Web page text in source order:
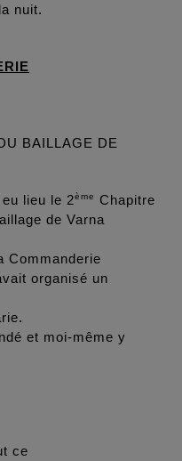
nuit.
BAILLAGE DE
lieu le 2ème
Chapitre
de Varna
Commanderie
organisé un
et moi-même y
ce